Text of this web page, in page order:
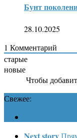
Бунт
28.10.2025
1 Комментарий
старые
новые
Чтобы
Свежее:
Next story